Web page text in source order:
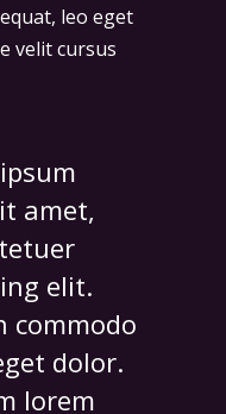
leo eget
velit cursus
amet,
elit.
commodo
dolor.
lorem